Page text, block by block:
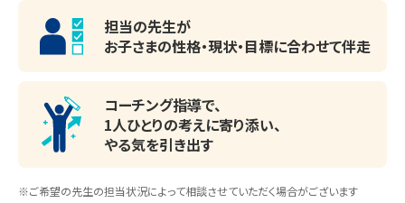
・青山学院大学経営学部
・法政大学社会学部
〇高校受験〇
・生田高校
・関東国際高校
担当の先生が
お子さまの性格・現状・目標に合わせて伴走
コーチング指導で、
1人ひとりの考えに寄り添い、
やる気を引き出す
※ご希望の先生の担当状況によって相談させていただく場合がございます